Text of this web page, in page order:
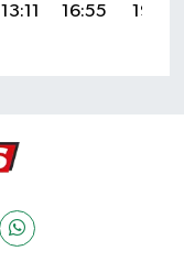
13:11 16:55 19:55